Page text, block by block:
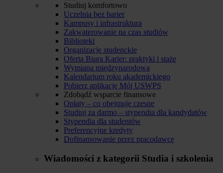
Studiuj komfortowo
Uczelnia bez barier
Kampusy i infrastruktura
Zakwaterowanie na czas studiów
Biblioteki
Organizacje studenckie
Oferta Biura Karier: praktyki i staże
Wymiana międzynarodowa
Kalendarium roku akademickiego
Pobierz aplikację Mój USWPS
Zdobądź wsparcie finansowe
Opłaty – co obejmuje czesne
Studiuj za darmo – stypendia dla kandydatów
Stypendia dla studentów
Preferencyjne kredyty
Dofinansowanie przez pracodawcę
Wiadomości z kategorii Studia i szkolenia